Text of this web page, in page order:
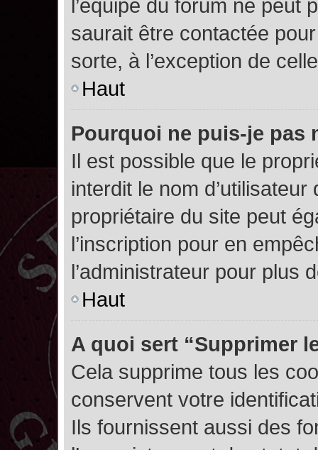
l’équipe du forum ne peut
saurait être contactée
sorte, à l’exception de
Haut
Pourquoi ne puis-je pas
Il est possible que le
interdit le nom
propriétaire du site peut
l’inscription pour en
l’administrateur pour plus
Haut
A quoi sert “Supprimer
Cela supprime tous les
conservent votre
Ils fournissent aussi des